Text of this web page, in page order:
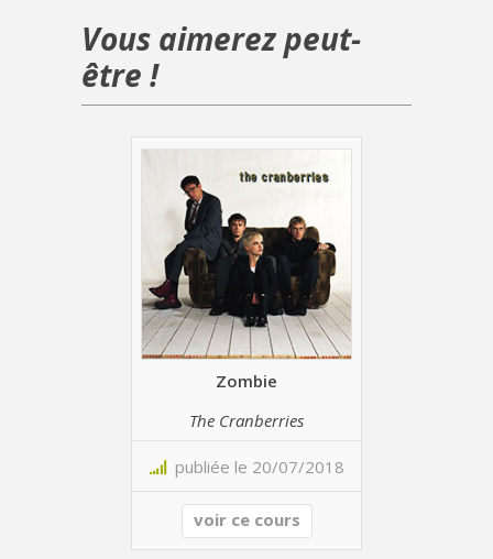
Vous aimerez peut-
être !
Zombie
The Cranberries
publiée le 20/07/2018
voir ce cours